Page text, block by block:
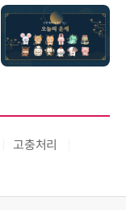
고충처리